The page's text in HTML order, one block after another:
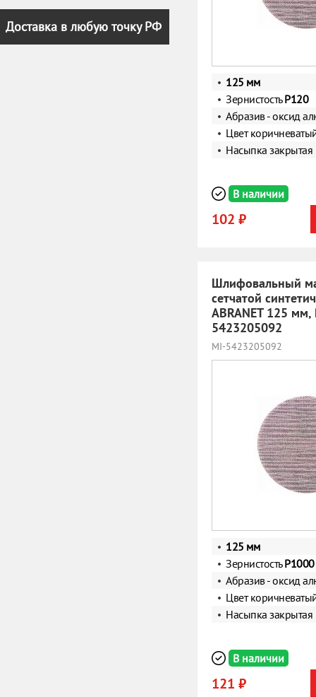
Доставка в любую точку РФ
125 мм
ЗернистостьР120
Абразив - оксид
Цвет
Насыпка закрытая
В наличии
102 ₽
Шлифовальный
сетчатой
ABRANET 125 мм,
5423205092
MI-5423205092
125 мм
ЗернистостьР1000
Абразив - оксид
Цвет
Насыпка закрытая
В наличии
121 ₽